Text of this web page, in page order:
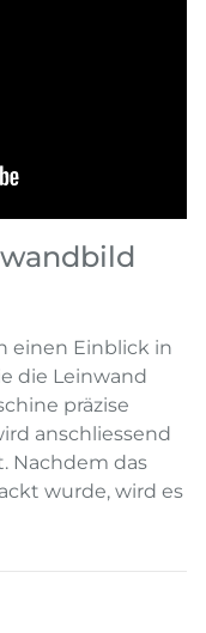
einen Einblick in
die Leinwand
präzise
anschliessend
Nachdem das
wurde, wird es